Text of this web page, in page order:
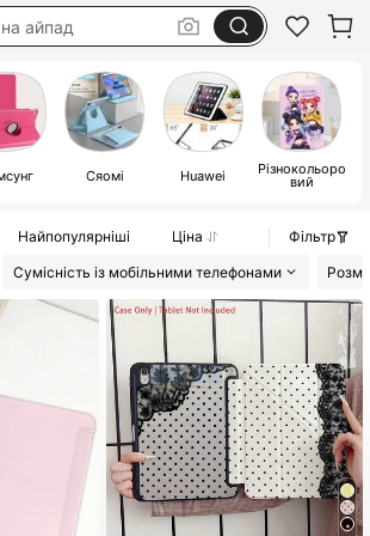
планшет
на айпад
Сяомі Huawei Різнокольоро
вий
Найпопулярніші Ціна
Фільтр
Сумісність із мобільними телефонами